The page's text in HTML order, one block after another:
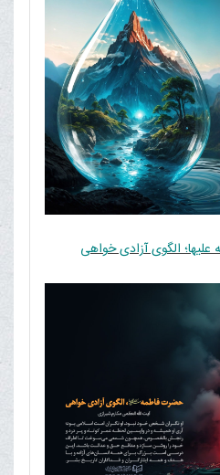
الگوی آزادی خواهی